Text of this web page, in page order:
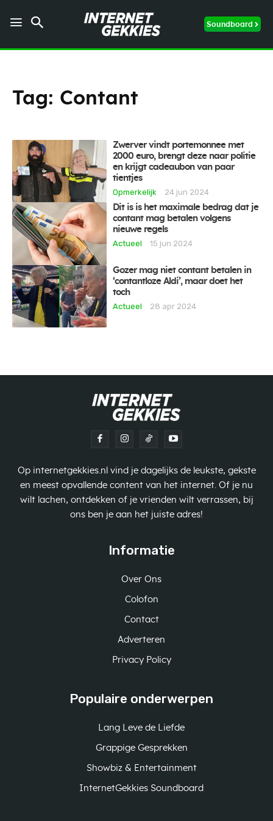
Soundboard
Tag: Contant
Zwerver vindt portemonnee met
2000 euro, brengt deze naar politie
en krijgt cadeaubon van paar
tientjes
Opmerkelijk
24 jun 2024
Dit is is het maximale bedrag dat je
contant mag betalen volgens
nieuwe regels
Actueel
15 jun 2024
Gozer mag niet contant betalen in
‘contantloze Aldi’, maar doet het
toch
Actueel
28 apr 2024
Op internetgekkies.nl vind je dagelijks de leukste, gekste
en meest opvallende content van het internet. Of je nu
wilt lachen, ontdekken of je vrienden wilt verrassen, bij
ons ben je aan het juiste adres!
Informatie
Over Ons
Colofon
Contact
Adverteren
Privacy Policy
Populaire onderwerpen
Lang Leve de Liefde
Grappige Gesprekken
Showbiz & Entertainment
InternetGekkies Soundboard